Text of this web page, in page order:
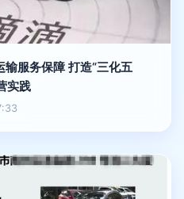
服务保障 打造“三化五
实践